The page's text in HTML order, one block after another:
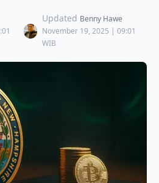
Updated Benny Hawe
November 19, 2025 | 09:01
WIB